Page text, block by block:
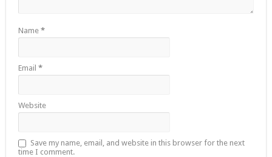
Name *
Email *
Website
Save my name, email, and website in this browser for the next
time I comment.